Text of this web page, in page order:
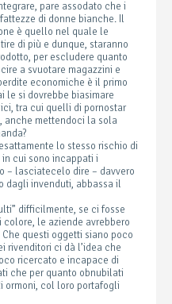
pare assodato che i
di donne bianche. Il
è quello nel quale le
di più e dunque, staranno
per escludere quanto
a svuotare magazzini e
economiche è il primo
le si dovrebbe biasimare
tra cui quelli di pornostar
anche mettendoci la sola
lo stesso rischio di
cui sono incappati i
– lasciatecelo dire – davvero
dagli invenduti, abbassa il
difficilmente, se ci fosse
le aziende avrebbero
questi oggetti siano poco
rivenditori ci dà l’idea che
ricercato e incapace di
che per quanto obnubilati
ormoni, col loro portafogli